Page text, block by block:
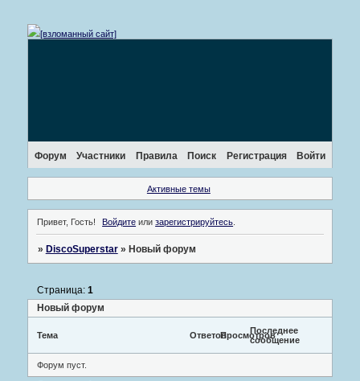
[взломанный сайт]
Форум Участники Правила Поиск Регистрация Войти
Активные темы
Привет, Гость! Войдите илизарегистрируйтесь
» DiscoSuperstar » Новый форум
Новый форум
Страница: 1
Тема ОтветовПросмотровПоследнее
сообщение
Форум пуст.